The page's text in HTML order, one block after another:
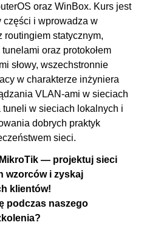
00:15:45
01:37:36
00:11:14
00:23:59
00:08:41
00:12:54
00:19:29
oraz WinBox. Kurs jest
części i wprowadza w
routingiem statycznym,
oraz protokołem
słowy, wszechstronnie
w charakterze inżyniera
VLAN-ami w sieciach
tuneli w sieciach lokalnych i
dobrych praktyk
sieci.
— projektuj sieci
wzorców i zyskaj
klientów!
podczas naszego